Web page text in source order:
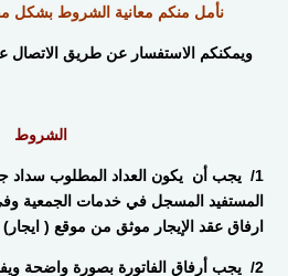
نأمل منكم معانية الشروط بشكل
ويمكنكم الاستفسار عن طريق الاتصال
الشروط
1/ يجب أن يكون العداد المطلوب
المستفيد المسجل في خدمات الجمعية
ارفاق عقد الإيجار موثق من موقع ( ايجار)
2/ يجب أرفاق الفاتورة بصورة واضحة ويفضل رفعها بصيغة p